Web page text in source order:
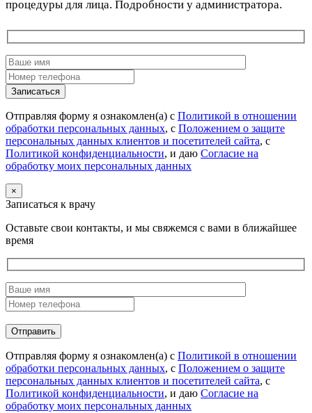
процедуры для лица. Подробности у администратора.
Отправляя форму я ознакомлен(а) с Политикой в отношении
обработки персональных данных, с Положением о защите
персональных данных клиентов и посетителей сайта, с
Политикой конфиденциальности, и даю Согласие на
обработку моих персональных данных
×
Записаться к врачу
Оставьте свои контакты, и мы свяжемся с вами в ближайшее
время
Отправляя форму я ознакомлен(а) с Политикой в отношении
обработки персональных данных, с Положением о защите
персональных данных клиентов и посетителей сайта, с
Политикой конфиденциальности, и даю Согласие на
обработку моих персональных данных